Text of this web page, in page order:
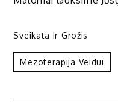
Sveikata Ir Grožis
Mezoterapija Veidui